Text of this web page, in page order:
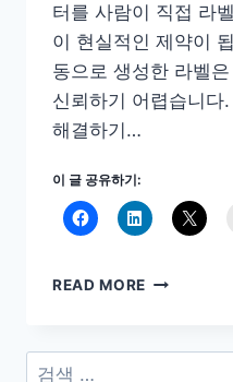
터를 사람이 직접 라
이 현실적인 제약이
동으로 생성한 라벨
신뢰하기 어렵습니다
해결하기…
이 글 공유하기:
READ MORE LLM
모
검